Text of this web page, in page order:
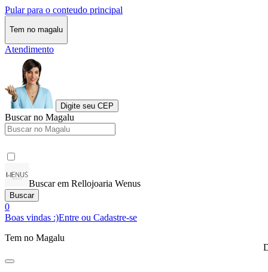
Pular para o conteudo principal
Tem no magalu
Atendimento
Digite seu CEP
Buscar no Magalu
Buscar em Rellojoaria Wenus
Buscar
0
Boas vindas :)Entre ou Cadastre-se
Tem no Magalu